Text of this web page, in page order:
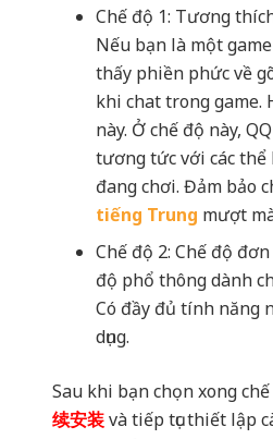
Chế độ 1: Tương
Nếu bạn là một
thấy phiền phức về
khi chat trong game.
này. Ở chế độ này,
tương tức với các thể
đang chơi. Đảm bảo
tiếng Trung mượt
Chế độ 2: Chế độ
độ phổ thông dành
Có đầy đủ tính năng
dụng.
Sau khi bạn chọn xong
续安装và tiếp tục thiết lập